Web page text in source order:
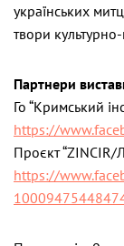
українських
твори
Партнери
Го “Кримський
https://
Проєкт “ZINCIR/
https://